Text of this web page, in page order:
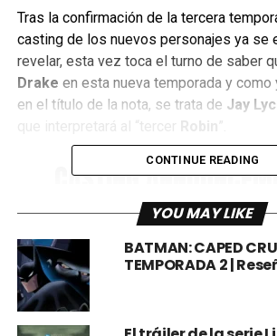
Tras la confirmación de la tercera
casting de los nuevos personajes ya se
revelar, esta vez toca el turno de saber
Drake en esta nueva temporada y como
en el título de la nota, se trata de Jay
que interpretará al “tercer Robin ”.
CASTING
From the shadow
bat, a new hero
join season 3 of
#DCTitans
CONTINUE READING
YOU MAY LIKE
BATMAN: CAPED
TEMPORADA 2 |